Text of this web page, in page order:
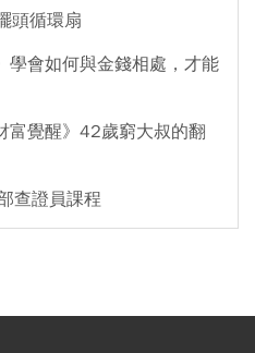
頭循環扇
學會如何與金錢相處，才能
富覺醒》42歲窮大叔的翻
查證員課程